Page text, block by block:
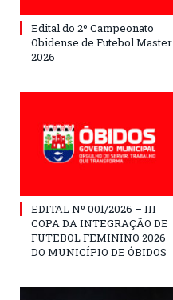
Edital do 2º Campeonato
Obidense de Futebol Master
2026
EDITAL Nº 001/2026 – III
COPA DA INTEGRAÇÃO DE
FUTEBOL FEMININO 2026
DO MUNICÍPIO DE ÓBIDOS